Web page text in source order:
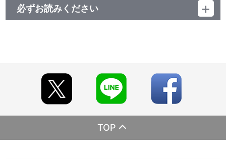
必ずお読みください
※本商品は準備数に限りがございます。準備数に達した場合、早
期にご注文の受付を終了させていただくことがございます。
※ご要望多数の場合、お届け時期を変更し、再度受注を行うこと
がございます。
※「在庫がありません」表示後も、ご注文のキャンセルや支払い
期限切れが発生した際は販売を再開させていただく場合がございま
す。あらかじめご了承ください。
※仕様等は予告なく変更となる場合がございます。
TOP